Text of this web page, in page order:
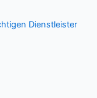
Dienstleister